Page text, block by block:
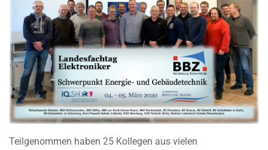
Teilgenommen haben 25 Kollegen aus vielen